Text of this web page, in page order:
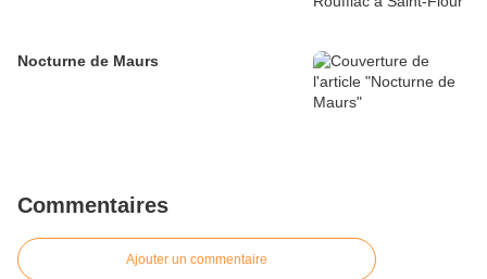
Nocturne de Maurs
Commentaires
Ajouter un commentaire